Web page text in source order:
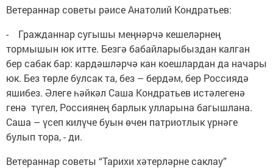
Ветераннар советы рәисе Анатолий Кондратьев:
- Гражданнар сугышы меңнәрчә кешеләрнең
тормышын юк итте. Безгә бабайларыбыздан калган
бер сабак бар: кардәшләрчә кан коешлардан да начары
юк. Без төрле булсак та, без – бердәм, бер Россиядә
яшибез. Әлеге һәйкәл Саша Кондратьев истәлегенә
генә түгел, Россиянең барлык улларына багышлана.
Саша – үсеп килүче буын өчен патриотлык үрнәге
булып тора, - ди.
Ветераннар советы “Тарихи хәтерләрне саклау”